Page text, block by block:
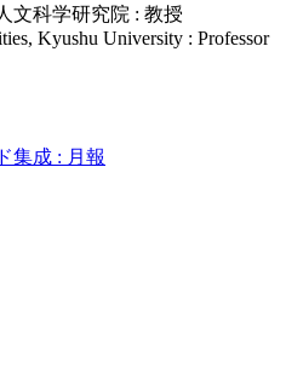
文科学研究院 : 教授
Kyushu University : Professor
集成 : 月報